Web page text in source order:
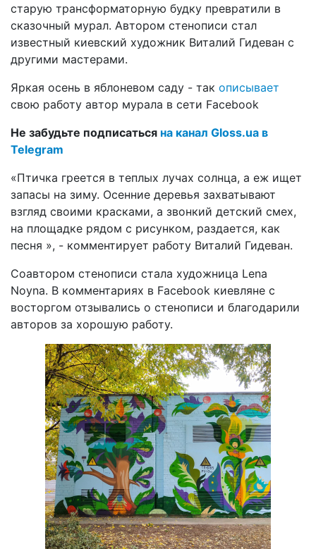
старую трансформаторную будку превратили в
сказочный мурал. Автором стенописи стал
известный киевский художник Виталий Гидеван с
другими мастерами.
Яркая осень в яблоневом саду - так описывает
свою работу автор мурала в сети Facebook
Не забудьте подписаться на канал Gloss.ua в
Telegram
«Птичка греется в теплых лучах солнца, а еж ищет
запасы на зиму. Осенние деревья захватывают
взгляд своими красками, а звонкий детский смех,
на площадке рядом с рисунком, раздается, как
песня », - комментирует работу Виталий Гидеван.
Соавтором стенописи стала художница Lena
Noyna. В комментариях в Facebook киевляне с
восторгом отзывались о стенописи и благодарили
авторов за хорошую работу.